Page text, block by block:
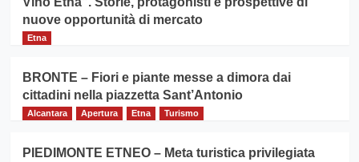
nuove opportunità di mercato
Etna
BRONTE – Fiori e piante messe a dimora dai
cittadini nella piazzetta Sant’Antonio
Alcantara Apertura Etna Turismo
PIEDIMONTE ETNEO – Meta turistica privilegiata